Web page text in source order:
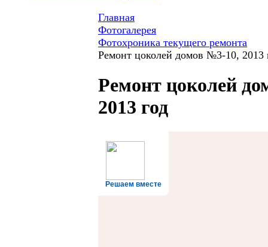
Главная
Фотогалерея
Фотохроника текущего ремонта
Ремонт цоколей домов №3-10, 2013
Ремонт цоколей
2013 год
Решаем вместе